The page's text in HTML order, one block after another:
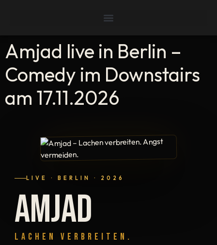
Amjad live in Berlin –
Comedy im Downstairs
am 17.11.2026
LIVE · BERLIN · 2026
AMJAD
LACHEN VERBREITEN.